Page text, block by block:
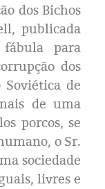
dos Bichos
publicada
para
dos
Soviética de
de uma
porcos, se
o Sr.
sociedade
livres e